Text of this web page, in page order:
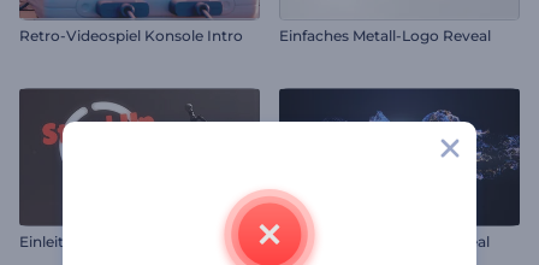
Retro-Videospiel Konsole Intro Einfaches Metall-Logo Reveal
Einleitung zur Stand-up-Show Flüssige Partikel Logo Reveal